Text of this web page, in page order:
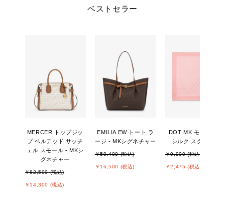
ベストセラー
MERCER トップジッ
プ ベルテッド サッチ
ェル スモール - MKシ
グネチャー
￥82,500 (税込)
￥14,300 (税込)
EMILIA EW トート ラ
ージ - MKシグネチャー
￥59,400 (税込)
￥16,500 (税込)
DOT MK モノグラム
シルク スクウェア
￥9,900 (税込)
￥2,475 (税込)